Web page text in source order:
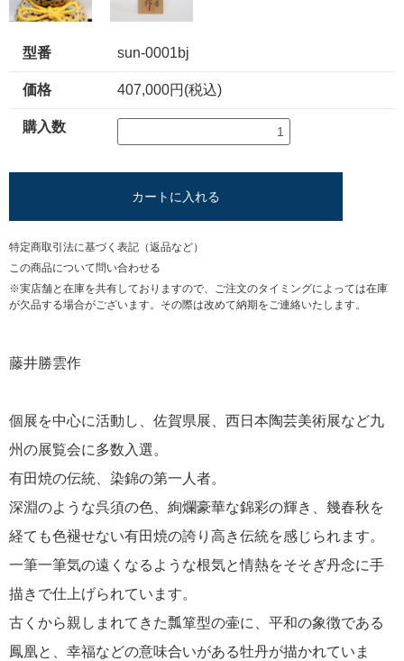
型番 sun-0001bj
価格 407,000円(税込)
購入数
カートに入れる
特定商取引法に基づく表記（返品など）
この商品について問い合わせる
※実店舗と在庫を共有しておりますので、ご注文のタイミングによっては在庫
が欠品する場合がございます。その際は改めて納期をご連絡いたします。
藤井勝雲作
個展を中心に活動し、佐賀県展、西日本陶芸美術展など九
州の展覧会に多数入選。
有田焼の伝統、染錦の第一人者。
深淵のような呉須の色、絢爛豪華な錦彩の輝き、幾春秋を
経ても色褪せない有田焼の誇り高き伝統を感じられます。
一筆一筆気の遠くなるような根気と情熱をそそぎ丹念に手
描きで仕上げられています。
古くから親しまれてきた瓢箪型の壷に、平和の象徴である
鳳凰と、幸福などの意味合いがある牡丹が描かれていま